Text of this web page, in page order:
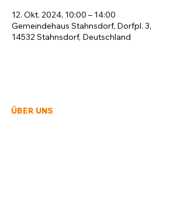
12. Okt. 2024, 10:00 – 14:00
Gemeindehaus Stahnsdorf, Dorfpl. 3,
14532 Stahnsdorf, Deutschland
ÜBER UNS